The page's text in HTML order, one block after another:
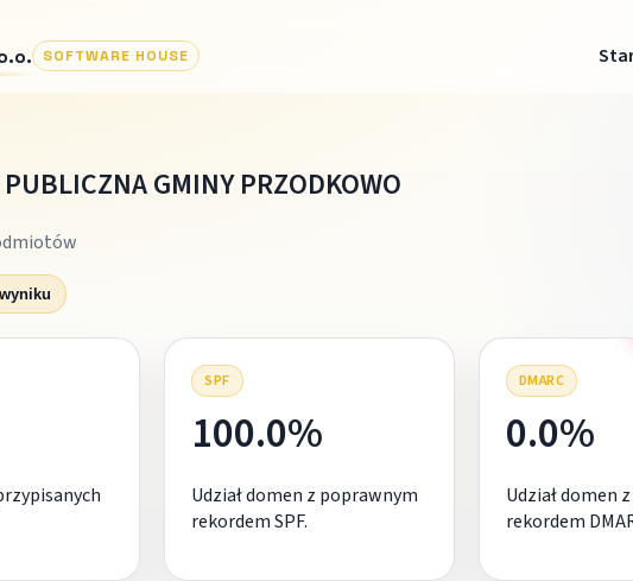
SOFTWARE HOUSE
GMINY PRZODKOWO
SPF
100.0%
Udział domen z poprawnym
rekordem SPF.
DMARC
0.0%
Udział domen
rekordem